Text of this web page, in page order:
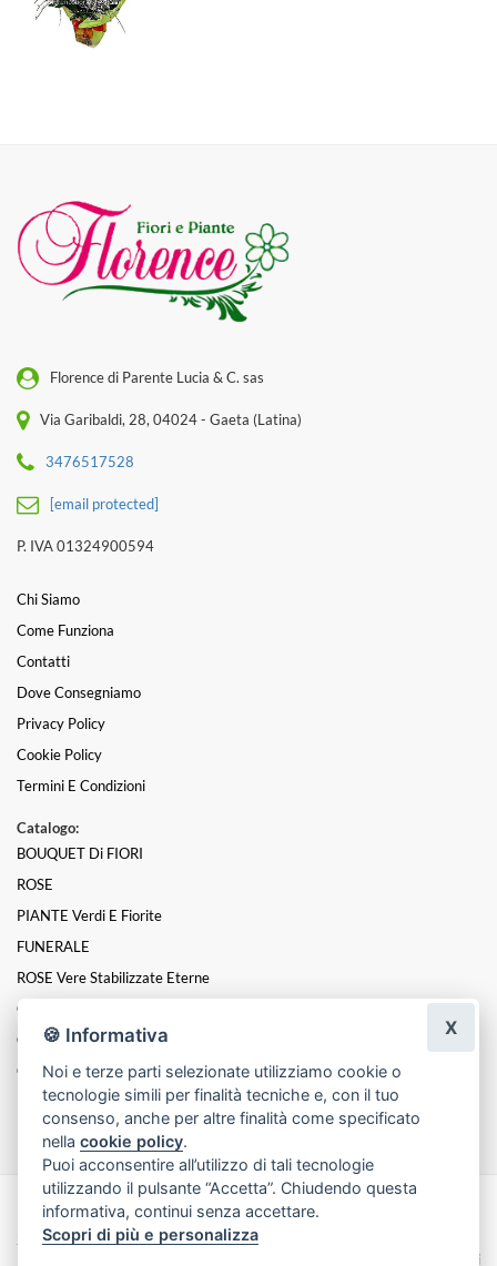
Florence di Parente Lucia & C. sas
Via Garibaldi, 28, 04024 - Gaeta (Latina)
3476517528
[email protected]
P. IVA 01324900594
Chi Siamo
Come Funziona
Contatti
Dove Consegniamo
Privacy Policy
Cookie Policy
Termini E Condizioni
Catalogo:
BOUQUET Di FIORI
ROSE
PIANTE Verdi E Fiorite
FUNERALE
ROSE Vere Stabilizzate Eterne
CUORI FLOREALI
Composizioni
COMPOSIZIONI ARTIFICIALI
FIORI IN SCATOLA
Made with byInfoser.it- Realizzazione Siti ecommerce per Fioristi
2026
Termini e Condizioni
🍪 Informativa
Noi e terze parti selezionate utilizziamo cookie o
tecnologie simili per finalità tecniche e, con il tuo
consenso, anche per altre finalità come specificato
nellacookie policy.
Puoi acconsentire all’utilizzo di tali tecnologie
utilizzando il pulsante “Accetta”. Chiudendo questa
informativa, continui senza accettare.
Scopri di più e personalizza
X